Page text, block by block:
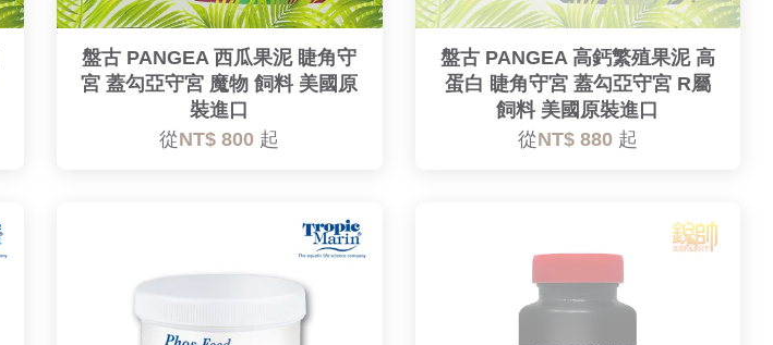
盤古 PANGEA 西瓜果泥 睫角守
宮 蓋勾亞守宮 魔物 飼料 美國原
裝進口
從NT$ 800 起
盤古 PANGEA 高鈣繁殖果泥 高
蛋白 睫角守宮 蓋勾亞守宮 R屬
飼料 美國原裝進口
從NT$ 880 起